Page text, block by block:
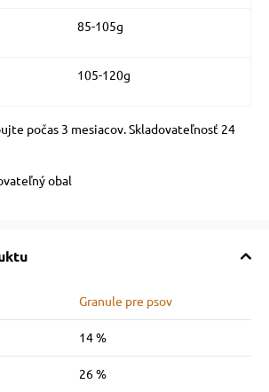
85-105g
105-120g
počas 3 mesiacov. Skladovateľnosť 24
obal
Granule pre psov
14 %
26 %